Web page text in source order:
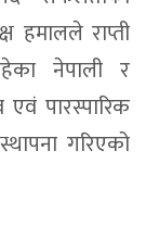
हमालले राप्ती
नेपाली र
पारस्पारिक
गरिएको